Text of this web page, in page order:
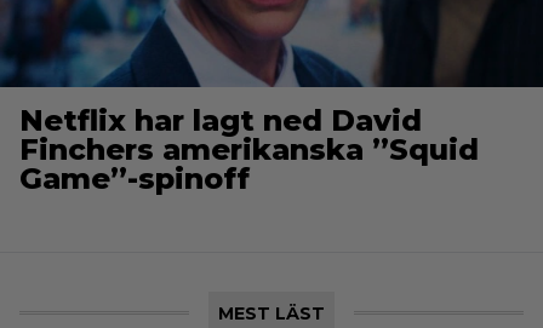
Netflix har lagt ned David
Finchers amerikanska ”Squid
Game”-spinoff
MEST LÄST